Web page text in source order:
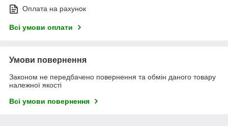
Оплата на рахунок
Всі умови оплати
Умови повернення
Законом не передбачено повернення та обмін даного товару
належної якості
Всі умови повернення